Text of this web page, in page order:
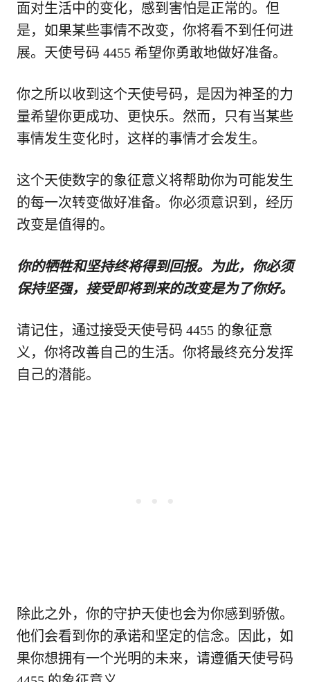
面对生活中的变化，感到害怕是正常的。但
是，如果某些事情不改变，你将看不到任何进
展。天使号码 4455 希望你勇敢地做好准备。
你之所以收到这个天使号码，是因为神圣的力
量希望你更成功、更快乐。然而，只有当某些
事情发生变化时，这样的事情才会发生。
这个天使数字的象征意义将帮助你为可能发生
的每一次转变做好准备。你必须意识到，经历
改变是值得的。
你的牺牲和坚持终将得到回报。为此，你必须
保持坚强，接受即将到来的改变是为了你好。
请记住，通过接受天使号码 4455 的象征意
义，你将改善自己的生活。你将最终充分发挥
自己的潜能。
除此之外，你的守护天使也会为你感到骄傲。
他们会看到你的承诺和坚定的信念。因此，如
果你想拥有一个光明的未来，请遵循天使号码